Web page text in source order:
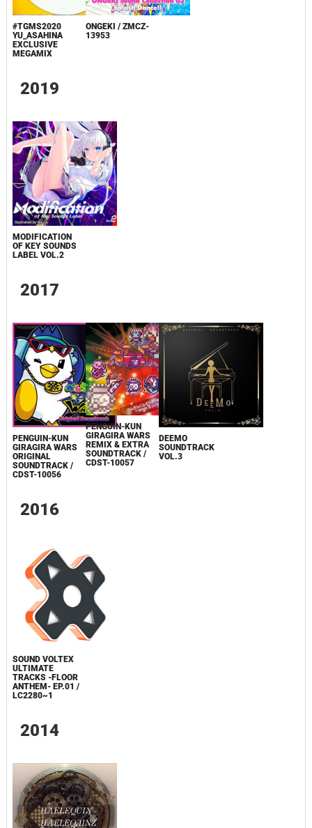
#TGMS2020
YU_ASAHINA
EXCLUSIVE
MEGAMIX
ONGEKI / ZMCZ-
13953
2019
MODIFICATION
OF KEY SOUNDS
LABEL VOL.2
2017
PENGUIN-KUN
GIRAGIRA WARS
ORIGINAL
SOUNDTRACK /
CDST-10056
PENGUIN-KUN
GIRAGIRA WARS
REMIX & EXTRA
SOUNDTRACK /
CDST-10057
DEEMO
SOUNDTRACK
VOL.3
2016
SOUND VOLTEX
ULTIMATE
TRACKS -FLOOR
ANTHEM- EP.01 /
LC2280~1
2014